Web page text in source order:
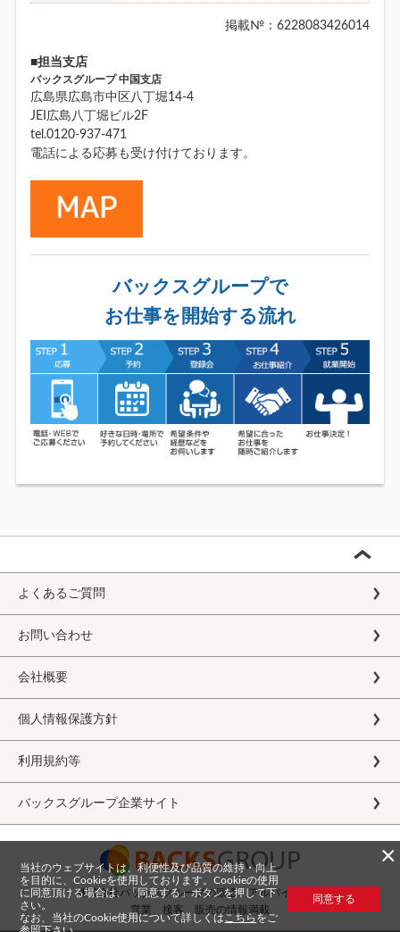
掲載№：6228083426014
■担当支店
バックスグループ 中国支店
広島県広島市中区八丁堀14-4
JEI広島八丁堀ビル2F
tel.0120-937-471
電話による応募も受け付けております。
バックスグループで
お仕事を開始する流れ
よくあるご質問
お問い合わせ
会社概要
個人情報保護方針
利用規約等
バックスグループ企業サイト
株式会社バックスグループの派遣・アルバイト求人
営業、接客、販売の情報満載
×
当社のウェブサイトは、利便性及び品質の維持・向上
を目的に、Cookieを使用しております。Cookieの使用
に同意頂ける場合は、「同意する」ボタンを押して下
さい。
なお、当社のCookie使用について詳しくは こちらをご
同意する